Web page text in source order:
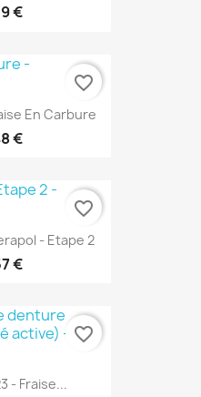
€
En Carbure
€
favorite_border
- Etape 2
€
favorite_border
- Fraise...
favorite_border